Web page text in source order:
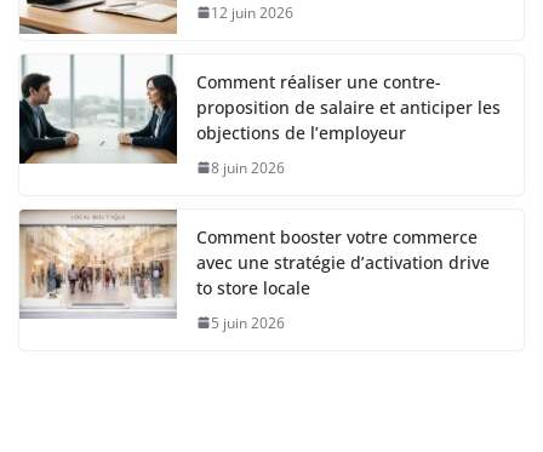
12 juin 2026
Comment réaliser une contre-
proposition de salaire et anticiper les
objections de l’employeur
8 juin 2026
Comment booster votre commerce
avec une stratégie d’activation drive
to store locale
5 juin 2026